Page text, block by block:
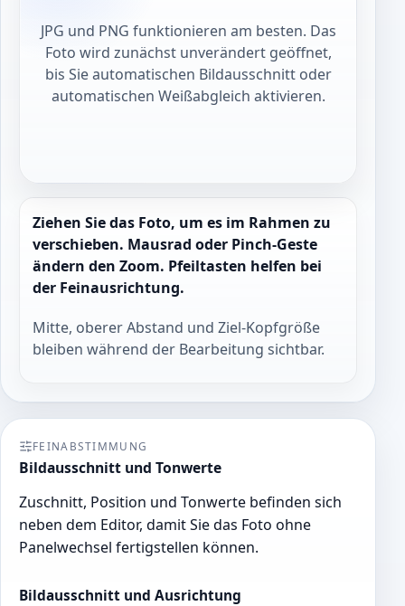
JPG und PNG funktionieren am besten. Das
Foto wird zunächst unverändert geöffnet,
bis Sie automatischen Bildausschnitt oder
automatischen Weißabgleich aktivieren.
Ziehen Sie das Foto, um es im Rahmen zu
verschieben. Mausrad oder Pinch-Geste
ändern den Zoom. Pfeiltasten helfen bei
der Feinausrichtung.
Mitte, oberer Abstand und Ziel-Kopfgröße
bleiben während der Bearbeitung sichtbar.
FEINABSTIMMUNG
Bildausschnitt und Tonwerte
Zuschnitt, Position und Tonwerte befinden sich
neben dem Editor, damit Sie das Foto ohne
Panelwechsel fertigstellen können.
Bildausschnitt und Ausrichtung